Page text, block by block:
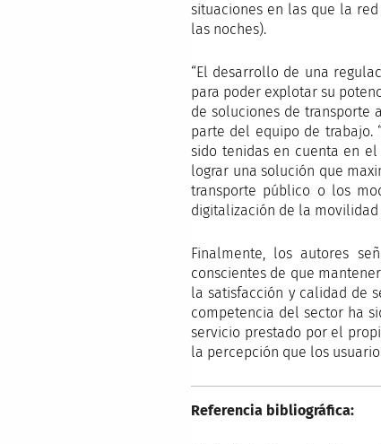
situaciones en las que la
las noches).
“El desarrollo de una
para poder explotar su
de soluciones de transporte
parte del equipo de trabajo.
sido tenidas en cuenta en
lograr una solución que
transporte público o los
digitalización de la movilidad
Finalmente, los autores
conscientes de que
la satisfacción y calidad de
competencia del sector ha
servicio prestado por el
la percepción que los
Referencia bibliográfica: